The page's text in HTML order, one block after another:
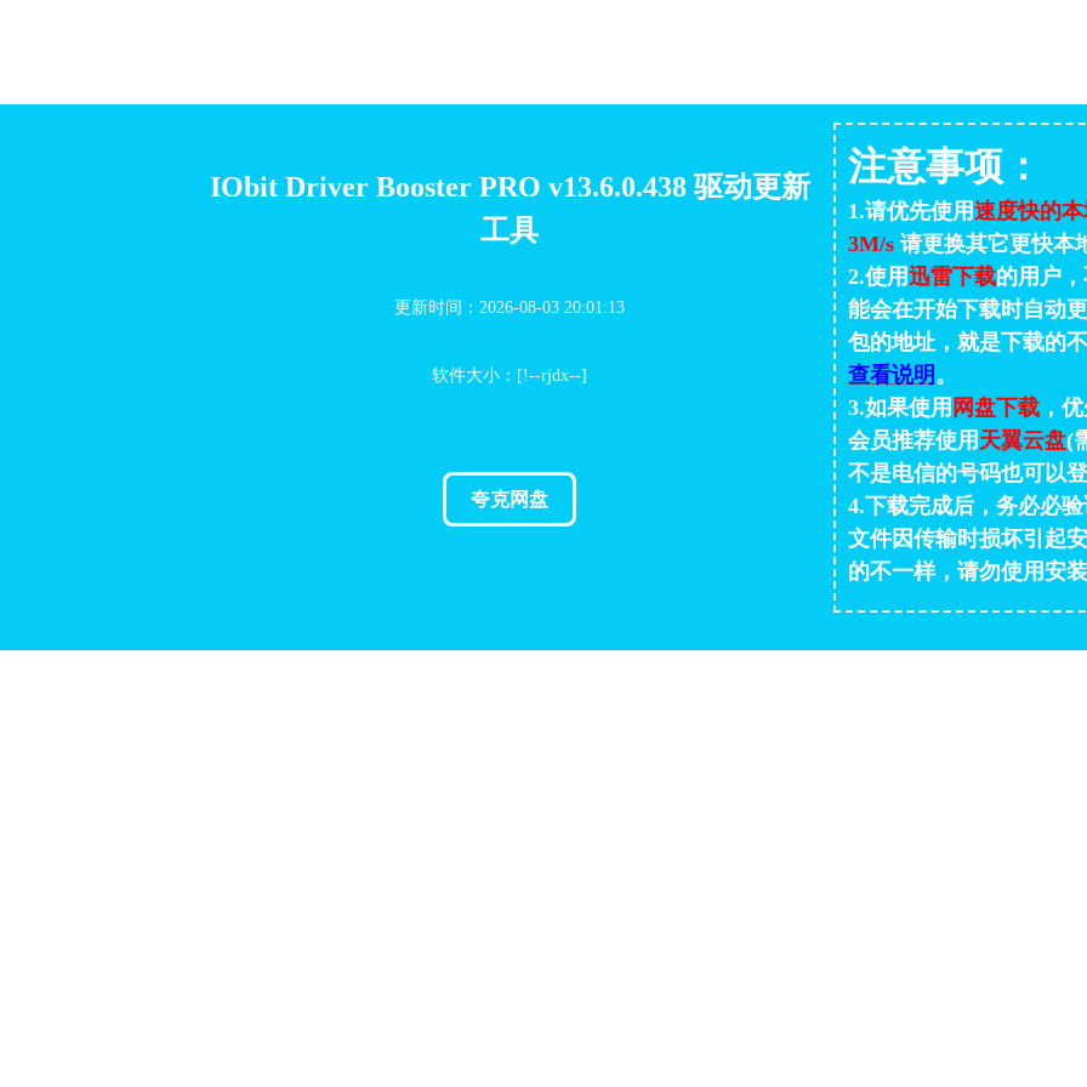
IObit Driver Booster PRO v13.6.0.438 驱动更新
工具
更新时间：2026-08-03 20:01:13
软件大小：[!--rjdx--]
夸克网盘
注意事项：
1.请优先使用速度快的
3M/s 请更换其它更快本
2.使用迅雷下载的用户
能会在开始下载时自动
包的地址，就是下载的
查看说明 。
3.如果使用 网盘下载 ，
会员推荐使用 天翼云盘(
不是电信的号码也可以
4.下载完成后，务必必
文件因传输时损坏引起
的不一样，请勿使用安